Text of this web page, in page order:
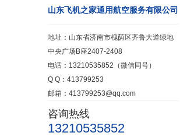
山东飞机之家通用航空服务有限公司
地址：山东省济南市槐荫区齐鲁大道绿地
中央广场B座2407-2408
电话：13210535852（微信同号）
Q Q：413799253
邮箱：413799253@qq.com
咨询热线
13210535852